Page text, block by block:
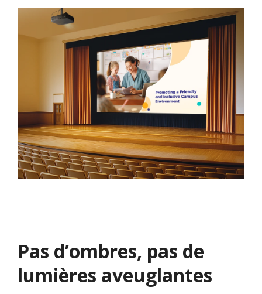
Pas d’ombres, pas de
lumières aveuglantes